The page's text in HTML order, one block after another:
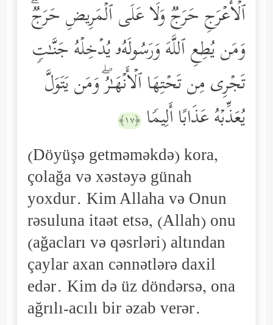
ٱلۡأَعۡرَجِ حَرَجࣱ وَلَا عَلَى ٱلۡمَرِیضِ حَرَجࣱۗ
وَمَن یُطِعِ ٱللَّهَ وَرَسُولَهُۥ یُدۡخِلۡهُ جَنَّـٰتࣲ
تَجۡرِی مِن تَحۡتِهَا ٱلۡأَنۡهَـٰرُۖ وَمَن یَتَوَلَّ
یُعَذِّبۡهُ عَذَابًا أَلِیمࣰا ﴿١٧﴾
(Döyüşə getməməkdə) kora,
çolağa və xəstəyə günah
yoxdur. Kim Allaha və Onun
rəsuluna itaət etsə, (Allah) onu
(ağacları və qəsrləri) altından
çaylar axan cənnətlərə daxil
edər. Kim də üz döndərsə, ona
ağrılı-acılı bir əzab verər.